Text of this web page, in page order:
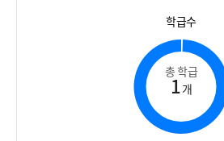
학급수
총 학급
1개